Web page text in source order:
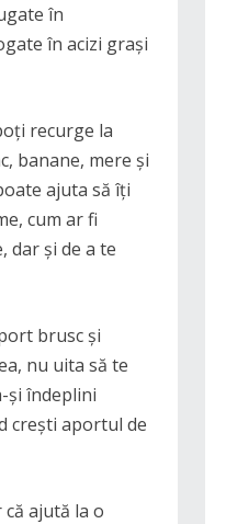
în
în acizi grași
recurge la
banane, mere și
ajuta să îți
cum ar fi
dar și de a te
brusc și
nu uita să te
și îndeplini
crești aportul de
ajută la o